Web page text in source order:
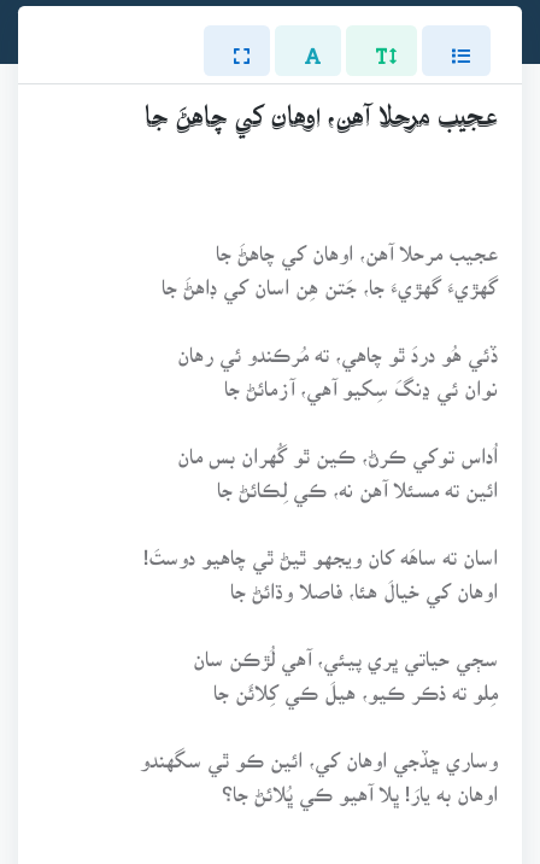
عجيب مرحلا آهن، اوهان کي چاهڻَ جا
عجيب مرحلا آهن، اوهان کي چاهڻَ جا
گهڙيءَ گهڙيءَ جا، جَتن هِن اسان کي ڊاهڻَ جا
ڏئي هُو دردَ ٿو چاهي، ته مُرڪندو ئي رهان
نوان ئي ڍنگَ سِکيو آهي، آزمائڻ جا
اُداس توکي ڪرڻ، ڪين ٿو گُهران بس مان
ائين ته مسئلا آهن نه، ڪي لِڪائڻ جا
اسان ته ساهَه کان ويجهو ٿيڻ ٿي چاهيو دوستَ!
اوهان کي خيالَ هئا، فاصلا وڌائڻ جا
سڄي حياتي ڀري پيئي، آهي لُڙڪن سان
مِلو ته ذڪر ڪيو، هيلَ ڪي کِلائَن جا
وساري ڇڏجي اوهان کي، ائين ڪو ٿي سگهندو
اوهان به يارَ! ڀلا آهيو ڪي ڀُلائڻ جا؟